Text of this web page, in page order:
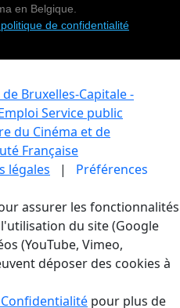
en Belgique.
de confidentialité
Bruxelles-Capitale -
Service public
du Cinéma et de
Française
légales | Préférences
assurer les fonctionnalités
du site (Google
(YouTube, Vimeo,
déposer des cookies à
pour plus de